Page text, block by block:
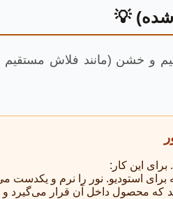
شده) 💡
برای این کار:
برای استودیو. نور را نرم و یکدست
محصول داخل آن قرار می‌گیرد و